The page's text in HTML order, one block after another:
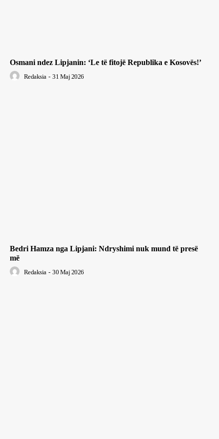
Osmani ndez Lipjanin: ‘Le të fitojë Republika e Kosovës!’
Redaksia - 31 Maj 2026
Bedri Hamza nga Lipjani: Ndryshimi nuk mund të presë
më
Redaksia - 30 Maj 2026